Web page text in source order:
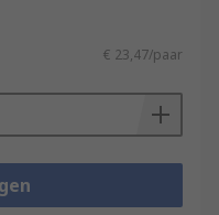
€ 23,47/paar